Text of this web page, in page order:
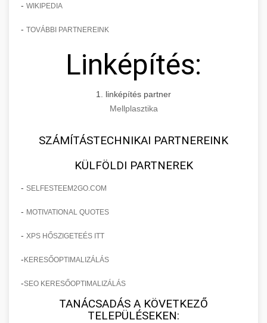
- WIKIPEDIA
- TOVÁBBI PARTNEREINK
Linképítés:
1. linképítés partner
Mellplasztika
SZÁMÍTÁSTECHNIKAI PARTNEREINK
KÜLFÖLDI PARTNEREK
- SELFESTEEM2GO.COM
- MOTIVATIONAL QUOTES
- XPS HŐSZIGETEÉS ITT
-KERESŐOPTIMALIZÁLÁS
-SEO KERESŐOPTIMALIZÁLÁS
TANÁCSADÁS A KÖVETKEZŐ
TELEPÜLÉSEKEN: